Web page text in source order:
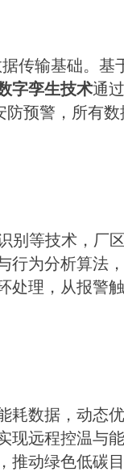
传输基础。基
字孪生技术通
预警，所有
别等技术，厂
为分析算法
理，从报警
耗数据，动态
现远程控温与
动绿色低碳目